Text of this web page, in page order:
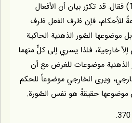
فقال: قد تكرّر بيان أن الأفعال
فإن ظرف الفعل ظرف
الذهنية الحاكية
فلذا يسري إلى كلٍّ منهما
للغرض مع أن
موضوعاً للحكم
حقيقةً هو نفس الصّورة.